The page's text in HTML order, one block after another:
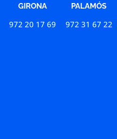
GIRONA
972 20 17 69
PALAMÓS
972 31 67 22